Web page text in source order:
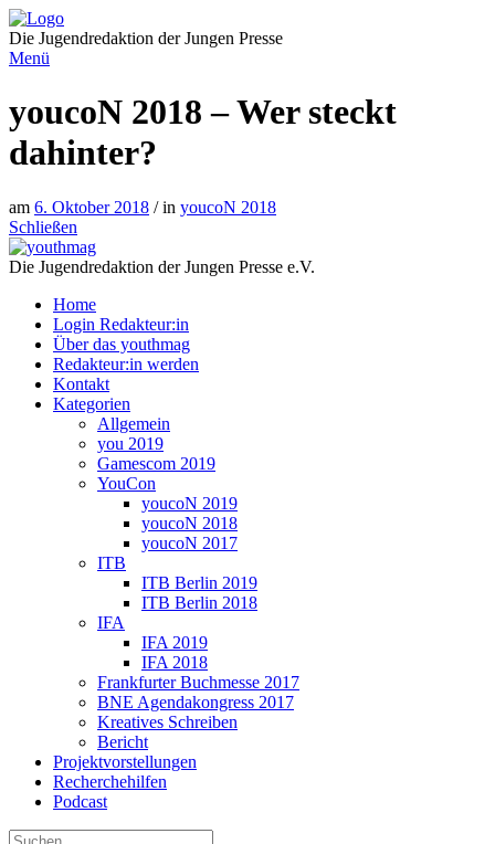
Direkt
zum
Inhalt
Die Jugendredaktion der Jungen Presse
Menü
youcoN 2018 – Wer steckt
dahinter?
am 6. Oktober 2018 / in youcoN 2018
Schließen
Die Jugendredaktion der Jungen Presse e.V.
Home
Login Redakteur:in
Über das youthmag
Redakteur:in werden
Kontakt
Kategorien
Allgemein
you 2019
Gamescom 2019
YouCon
youcoN 2019
youcoN 2018
youcoN 2017
ITB
ITB Berlin 2019
ITB Berlin 2018
IFA
IFA 2019
IFA 2018
Frankfurter Buchmesse 2017
BNE Agendakongress 2017
Kreatives Schreiben
Bericht
Projektvorstellungen
Recherchehilfen
Podcast